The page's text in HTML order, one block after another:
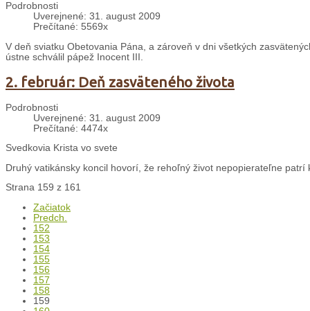
Podrobnosti
Uverejnené: 31. august 2009
Prečítané: 5569x
V deň sviatku Obetovania Pána, a zároveň v dni všetkých
ústne schválil pápež Inocent III.
2. február: Deň zasväteného života
Podrobnosti
Uverejnené: 31. august 2009
Prečítané: 4474x
Svedkovia Krista vo svete
Druhý vatikánsky koncil hovorí, že rehoľný život nepopierateľne patrí
Strana 159 z 161
Začiatok
Predch.
152
153
154
155
156
157
158
159